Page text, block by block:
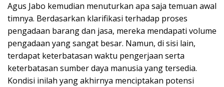
Agus Jabo kemudian menuturkan apa saja temuan awal
timnya. Berdasarkan klarifikasi terhadap proses
pengadaan barang dan jasa, mereka mendapati volume
pengadaan yang sangat besar. Namun, di sisi lain,
terdapat keterbatasan waktu pengerjaan serta
keterbatasan sumber daya manusia yang tersedia.
Kondisi inilah yang akhirnya menciptakan potensi